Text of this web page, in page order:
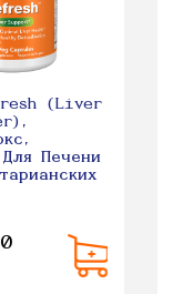
(Liver
Печени